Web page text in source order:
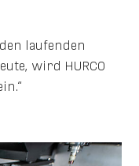
laufenden
wird HURCO